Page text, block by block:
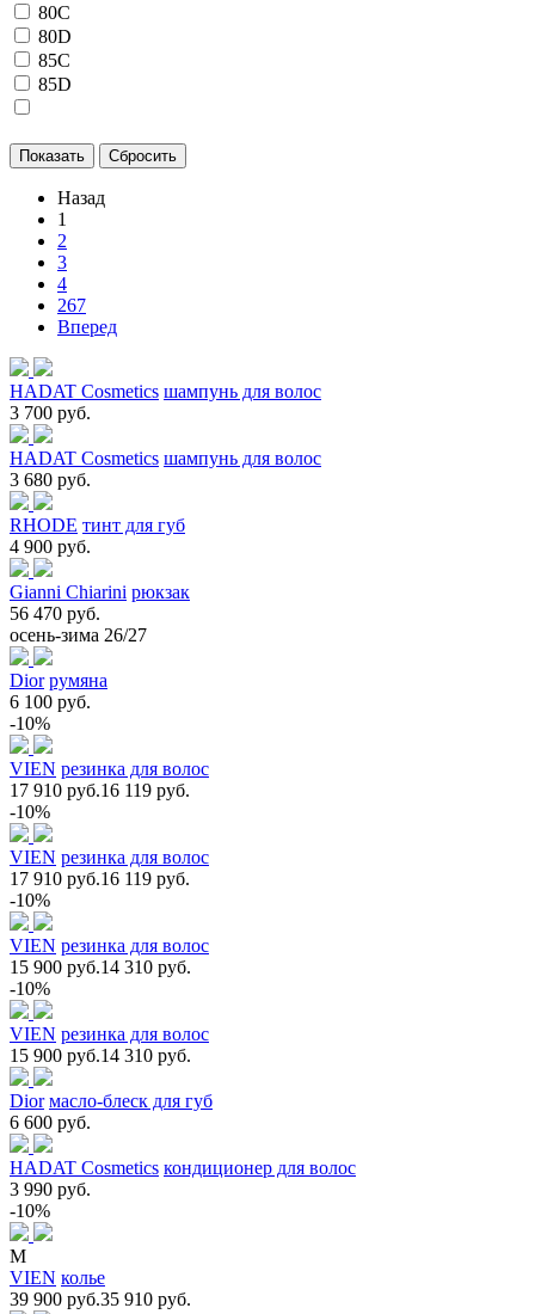
80C
80D
85C
85D
Назад
1
2
3
4
267
Вперед
HADAT Cosmetics шампунь для волос
3 700 руб.
HADAT Cosmetics шампунь для волос
3 680 руб.
RHODE тинт для губ
4 900 руб.
Gianni Chiarini рюкзак
56 470 руб.
осень-зима 26/27
Dior румяна
6 100 руб.
-10%
VIEN резинка для волос
17 910 руб.16 119 руб.
-10%
VIEN резинка для волос
17 910 руб.16 119 руб.
-10%
VIEN резинка для волос
15 900 руб.14 310 руб.
-10%
VIEN резинка для волос
15 900 руб.14 310 руб.
Dior масло-блеск для губ
6 600 руб.
HADAT Cosmetics кондиционер для волос
3 990 руб.
-10%
M
VIEN колье
39 900 руб.35 910 руб.